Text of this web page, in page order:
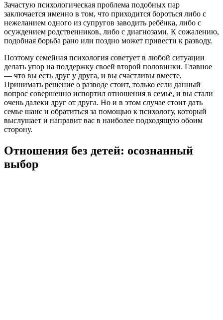
Зачастую психологическая проблема подобных пар
заключается именно в том, что приходится бороться либо с
нежеланием одного из супругов заводить ребёнка, либо с
осуждением родственников, либо с диагнозами. К сожалению,
подобная борьба рано или поздно может привести к разводу.
Поэтому семейная психология советует в любой ситуации
делать упор на поддержку своей второй половинки. Главное
— что вы есть друг у друга, и вы счастливы вместе.
Принимать решение о разводе стоит, только если данный
вопрос совершенно испортил отношения в семье, и вы стали
очень далеки друг от друга. Но и в этом случае стоит дать
семье шанс и обратиться за помощью к психологу, который
выслушает и направит вас в наиболее подходящую обоим
сторону.
Отношения без детей: осознанный
выбор